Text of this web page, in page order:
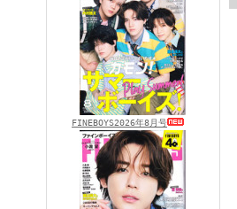
FINEBOYS2026年8月号